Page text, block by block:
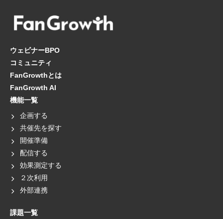
ウェビナーBPO
コミュニティ
FanGrowthとは
FanGrowth AI
機能一覧
企画する
共催先を探す
開催準備
配信する
効果測定する
２次利用
外部連携
課題一覧